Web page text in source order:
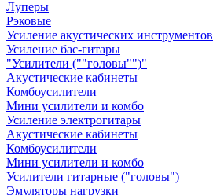
Луперы
Рэковые
Усиление акустических инструментов
Усиление бас-гитары
"Усилители (""головы"")"
Акустические кабинеты
Комбоусилители
Мини усилители и комбо
Усиление электрогитары
Акустические кабинеты
Комбоусилители
Мини усилители и комбо
Усилители гитарные ("головы")
Эмуляторы нагрузки